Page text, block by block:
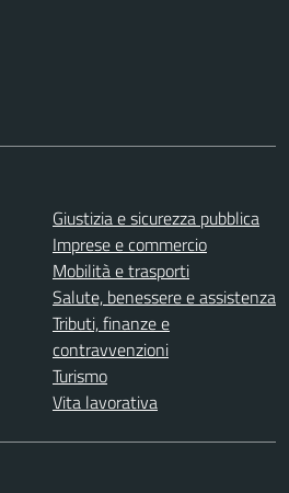
Giustizia e sicurezza pubblica
Imprese e commercio
Mobilità e trasporti
Salute, benessere e assistenza
Tributi, finanze e
contravvenzioni
Turismo
Vita lavorativa